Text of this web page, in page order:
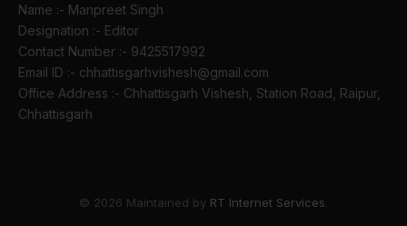
Name :- Manpreet Singh
Designation :- Editor
Contact Number :- 9425517992
Email ID :- chhattisgarhvishesh@gmail.com
Office Address :- Chhattisgarh Vishesh, Station Road, Raipur,
Chhattisgarh
© 2026 Maintained by RT Internet Services